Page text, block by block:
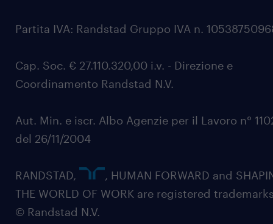
Partita IVA: Randstad Gruppo IVA n.
Cap. Soc. € 27.110.320,00 i.v. - Direzione e
Coordinamento Randstad N.V.
Aut. Min. e iscr. Albo Agenzie per il Lavoro n°
del 26/11/2004
RANDSTAD,
, HUMAN FORWARD and
THE WORLD OF WORK are registered
© Randstad N.V.